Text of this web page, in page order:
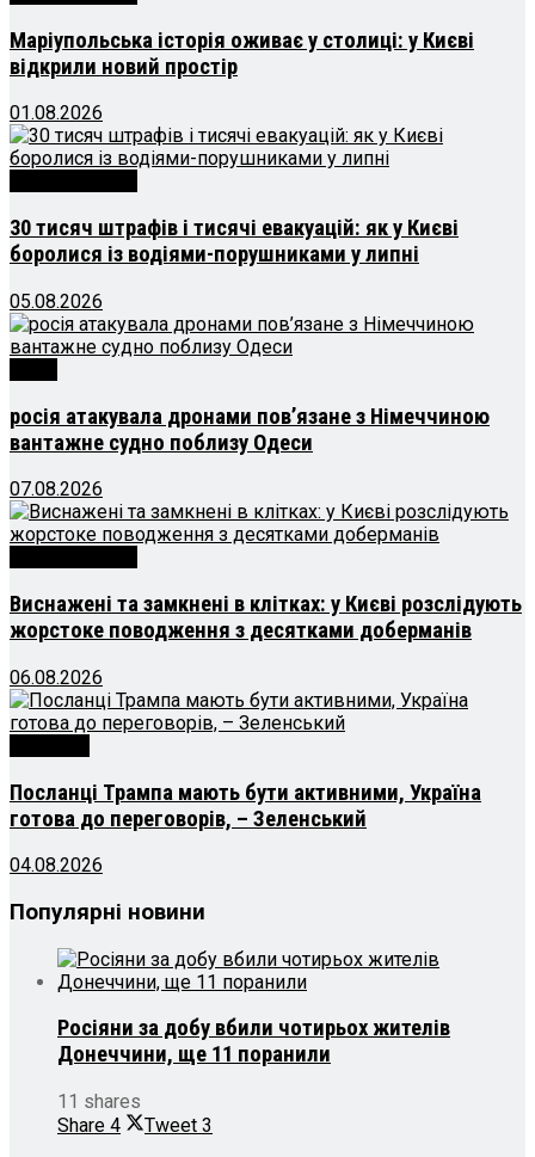
Маріупольська історія оживає у столиці: у Києві
відкрили новий простір
01.08.2026
30 тисяч штрафів і тисячі евакуацій: як у Києві
боролися із водіями-порушниками у липні
05.08.2026
росія атакувала дронами пов’язане з Німеччиною
вантажне судно поблизу Одеси
07.08.2026
Виснажені та замкнені в клітках: у Києві розслідують
жорстоке поводження з десятками доберманів
06.08.2026
Посланці Трампа мають бути активними, Україна
готова до переговорів, – Зеленський
04.08.2026
Популярні новини
Росіяни за добу вбили чотирьох жителів
Донеччини, ще 11 поранили
11 shares
Share 4 Tweet 3